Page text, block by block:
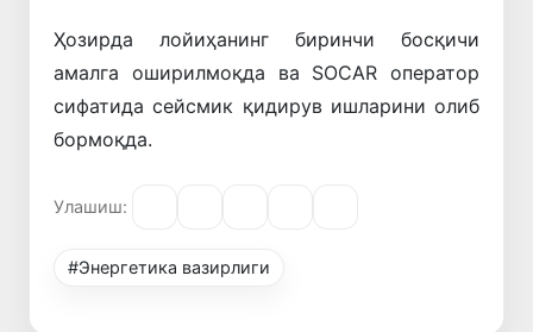
Ҳозирда лойиҳанинг биринчи босқичи
амалга оширилмоқда ва SOCAR оператор
сифатида сейсмик қидирув ишларини олиб
бормоқда.
Улашиш:
#Энергетика вазирлиги